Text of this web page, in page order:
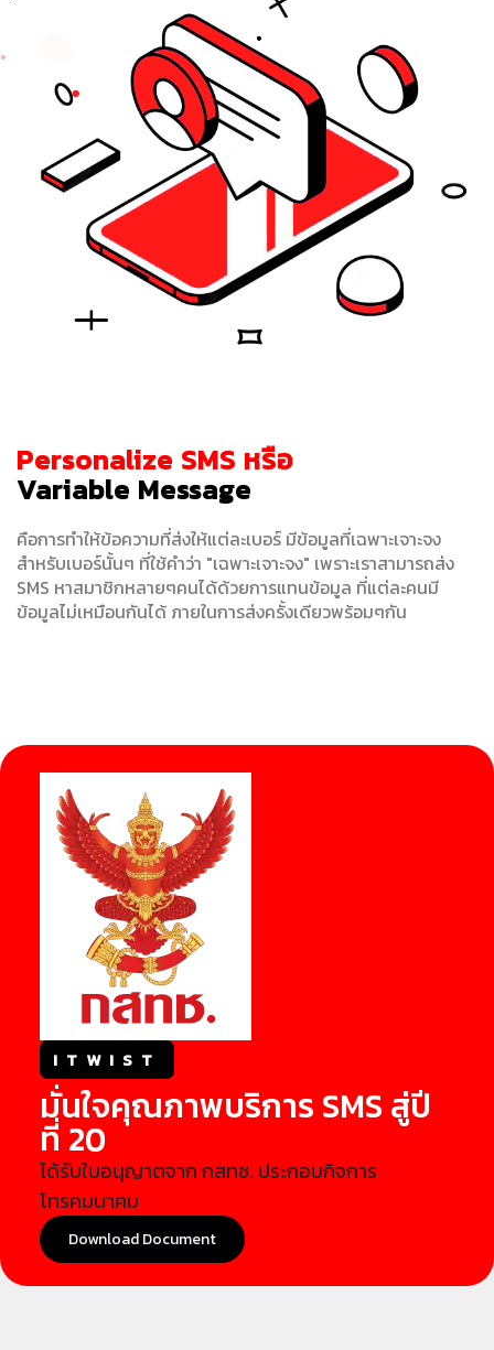
Personalize SMS หรือ
Variable Message
คือการทำให้ข้อความที่ส่งให้แต่ละเบอร์ มีข้อมูลที่เฉพาะเจาะจง
สำหรับเบอร์นั้นๆ ที่ใช้คำว่า "เฉพาะเจาะจง" เพราะเราสามารถส่ง
SMS หาสมาชิกหลายๆคนได้ด้วยการแทนข้อมูล ที่แต่ละคนมี
ข้อมูลไม่เหมือนกันได้ ภายในการส่งครั้งเดียวพร้อมๆกัน
ITWIST
มั่นใจคุณภาพบริการ SMS สู่ปี
ที่ 20
ได้รับใบอนุญาตจาก กสทช. ประกอบกิจการ
โทรคมนาคม
Download Document